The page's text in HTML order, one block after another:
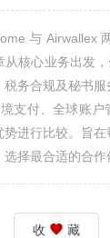
与 Airwallex
从核心业务出发
务合规及秘书服
支付、全球账户
势进行比较。旨
择最合适的合作
收 藏